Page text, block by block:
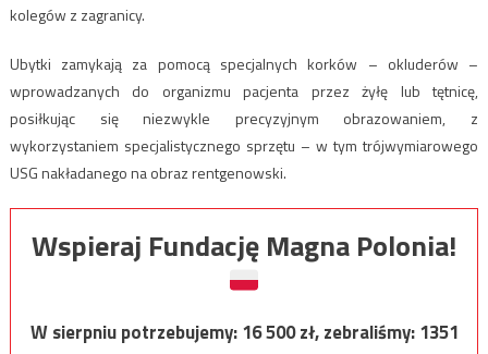
kolegów z zagranicy.
Ubytki zamykają za pomocą specjalnych korków – okluderów –
wprowadzanych do organizmu pacjenta przez żyłę lub tętnicę,
posiłkując się niezwykle precyzyjnym obrazowaniem, z
wykorzystaniem specjalistycznego sprzętu – w tym trójwymiarowego
USG nakładanego na obraz rentgenowski.
Wspieraj Fundację Magna Polonia!
W sierpniu potrzebujemy:16 500zł, zebraliśmy:1351